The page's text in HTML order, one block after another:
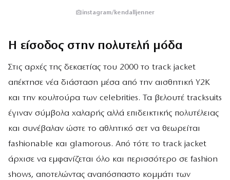
instagram/kendalljenner
Η είσοδος στην πολυτελή μόδα
Στις αρχές της δεκαετίας του 2000 το track jacket
απέκτησε νέα διάσταση μέσα από την αισθητική Y2K
και την κουλτούρα των celebrities. Τα βελουτέ tracksuits
έγιναν σύμβολα χαλαρής αλλά επιδεικτικής πολυτέλειας
και συνέβαλαν ώστε το αθλητικό σετ να θεωρείται
fashionable και glamorous. Από τότε το track jacket
άρχισε να εμφανίζεται όλο και περισσότερο σε fashion
shows, αποτελώντας αναπόσπαστο κομμάτι των